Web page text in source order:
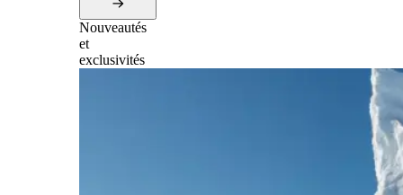
Nouveautés
et
exclusivités